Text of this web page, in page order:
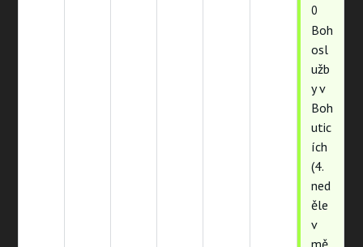
0
Boh
osl
užb
y v
Boh
utic
ích
(4.
ned
ěle
v